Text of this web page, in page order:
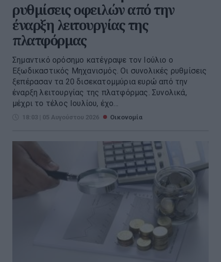
ρυθμίσεις οφειλών από την
έναρξη λειτουργίας της
πλατφόρμας
Σημαντικό ορόσημο κατέγραψε τον Ιούλιο ο
Εξωδικαστικός Μηχανισμός. Οι συνολικές ρυθμίσεις
ξεπέρασαν τα 20 δισεκατομμύρια ευρώ από την
έναρξη λειτουργίας της πλατφόρμας. Συνολικά,
μέχρι το τέλος Ιουλίου, έχο...
18:03 | 05 Αυγούστου 2026 Οικονομία